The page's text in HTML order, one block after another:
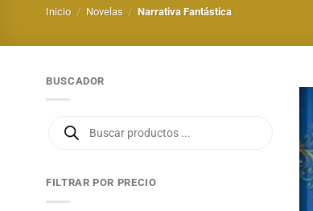
Inicio / Novelas / Narrativa Fantástica
BUSCADOR
Búsqueda
FILTRAR POR PRECIO